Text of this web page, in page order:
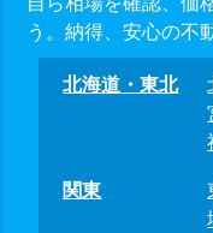
う。納得、安心の不
北海道・東北
関東